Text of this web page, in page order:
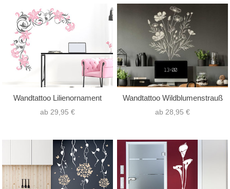
Wandtattoo Lilienornament
ab 29,95 €
Wandtattoo Wildblumenstrauß
ab 28,95 €